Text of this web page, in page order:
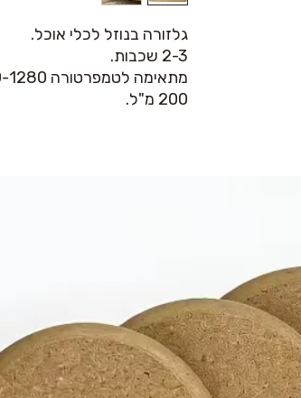
גלזורה בנוזל לכלי אוכל.
2-3 שכבות.
מתאימה לטמפרטורה 1220-1280.
200 מ"ל.